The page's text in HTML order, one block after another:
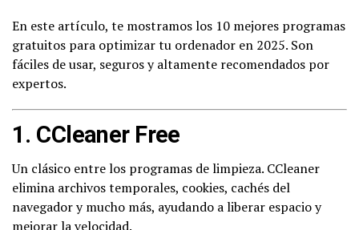
En este artículo, te mostramos los 10 mejores programas
gratuitos para optimizar tu ordenador en 2025. Son
fáciles de usar, seguros y altamente recomendados por
expertos.
1. CCleaner Free
Un clásico entre los programas de limpieza. CCleaner
elimina archivos temporales, cookies, cachés del
navegador y mucho más, ayudando a liberar espacio y
mejorar la velocidad.